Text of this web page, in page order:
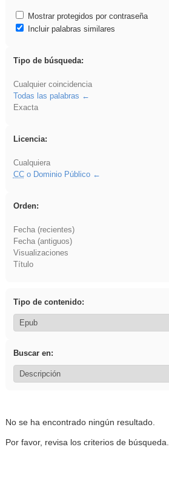
Mostrar protegidos por contraseña
Incluir palabras similares
Tipo de búsqueda:
Cualquier coincidencia
Todas las palabras
Exacta
Licencia:
Cualquiera
CCo Dominio Público
Orden:
Fecha (recientes)
Fecha (antiguos)
Visualizaciones
Título
Tipo de contenido:
Buscar en:
No se ha encontrado ningún resultado.
Por favor, revisa los criterios de búsqueda.